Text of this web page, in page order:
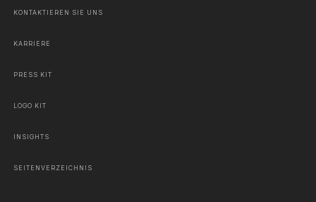
KONTAKTIEREN SIE UNS
KARRIERE
PRESS KIT
LOGO KIT
INSIGHTS
SEITENVERZEICHNIS